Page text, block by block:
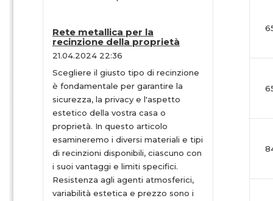
Rete metallica per la
recinzione della proprietà
21.04.2024 22:36
Scegliere il giusto tipo di recinzione
è fondamentale per garantire la
sicurezza, la privacy e l'aspetto
estetico della vostra casa o
proprietà. In questo articolo
esamineremo i diversi materiali e tipi
di recinzioni disponibili, ciascuno con
i suoi vantaggi e limiti specifici.
Resistenza agli agenti atmosferici,
variabilità estetica e prezzo sono i